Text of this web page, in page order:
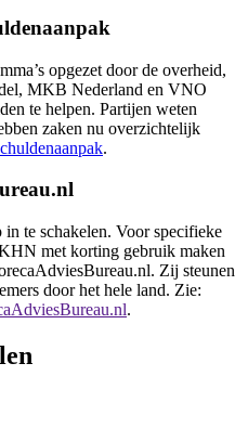
opgezet door de overheid,
MKB Nederland en VNO
te helpen. Partijen weten
zaken nu overzichtelijk
.
te schakelen. Voor specifieke
met korting gebruik maken
Zij steunen
door het hele land. Zie:
.